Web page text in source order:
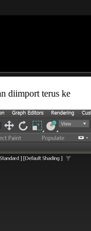
diimport terus ke